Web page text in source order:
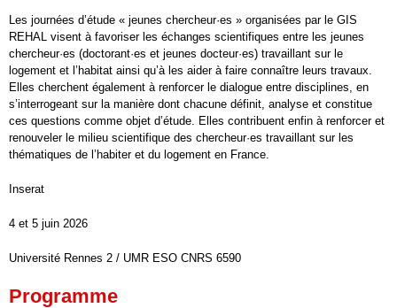
Les journées d’étude « jeunes chercheur·es » organisées par le GIS
REHAL visent à favoriser les échanges scientifiques entre les jeunes
chercheur·es (doctorant·es et jeunes docteur·es) travaillant sur le
logement et l’habitat ainsi qu’à les aider à faire connaître leurs travaux.
Elles cherchent également à renforcer le dialogue entre disciplines, en
s’interrogeant sur la manière dont chacune définit, analyse et constitue
ces questions comme objet d’étude. Elles contribuent enfin à renforcer et
renouveler le milieu scientifique des chercheur·es travaillant sur les
thématiques de l’habiter et du logement en France.
Inserat
4 et 5 juin 2026
Université Rennes 2 / UMR ESO CNRS 6590
Programme